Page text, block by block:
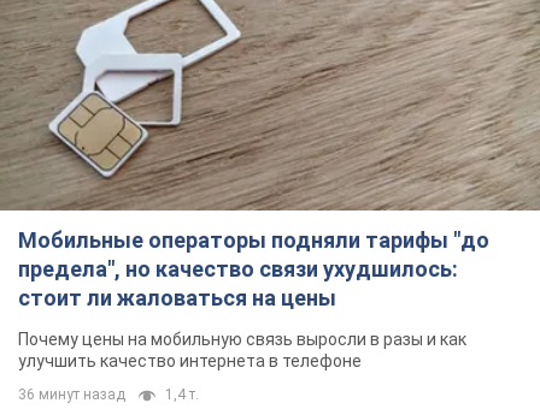
Почему цены на мобильную связь выросли в разы и как
улучшить качество интернета в телефоне
36 минут назад 1,4 т.
В Екатеринбурге атакован склад Wildberries:
есть попадания, поднялся дым. Фото и видео
10,4 т.
"Замечательный отец": в сети рассказали о
мужчине, которого Россия убила ударом по
Броварам. Фото